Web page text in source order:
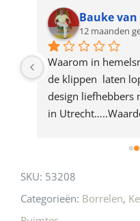
product
Bauke van
12 maanden
Waarom in
de klippen  laten
design liefhebbers
in
SKU: 53208
Categorieën: Borrelen,